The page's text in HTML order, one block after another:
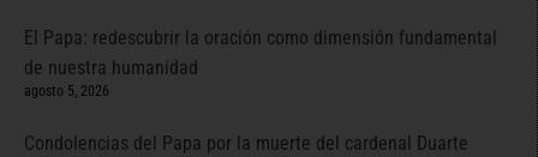
El Papa: redescubrir la oración como dimensión fundamental
de nuestra humanidad
agosto 5, 2026
Condolencias del Papa por la muerte del cardenal Duarte